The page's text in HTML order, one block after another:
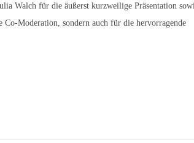
Walch für die äußerst kurzweilige Präsentation
Co-Moderation, sondern auch für die hervorragende